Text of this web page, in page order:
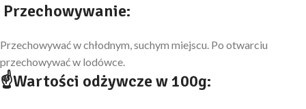
Przechowywanie:
Przechowywać w chłodnym, suchym miejscu. Po otwarciu
przechowywać w lodówce.
☝Wartości odżywcze w 100g: